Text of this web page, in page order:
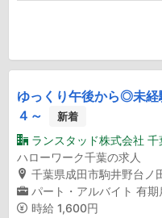
ゆっくり午後から◎未経
４～
新着
ランスタッド株式会社
ハローワーク千葉の求人
千葉県成田市駒井野台ノ
パート・アルバイト 有期
時給 1,600円